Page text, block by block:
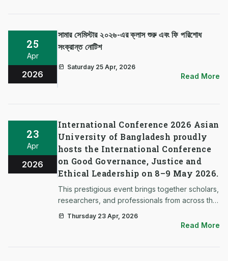
25
Apr
2026
সামার সেমিস্টার ২০২৬-এর ক্লাস শুরু এবং ফি পরিশোধ
সংক্রান্ত নোটিশ
Saturday 25 Apr, 2026
Read More
23
Apr
2026
International Conference 2026 Asian
University of Bangladesh proudly
hosts the International Conference
on Good Governance, Justice and
Ethical Leadership on 8–9 May 2026.
This prestigious event brings together scholars,
researchers, and professionals from across the
globe to exchange ideas, inspire innovation,
and promote ethical leadership for a better
Thursday 23 Apr, 2026
Read More